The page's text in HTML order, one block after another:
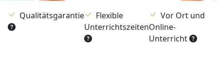
Qualitätsgarantie
Flexible
Unterrichtszeiten
Vor Ort und
Online-
Unterricht